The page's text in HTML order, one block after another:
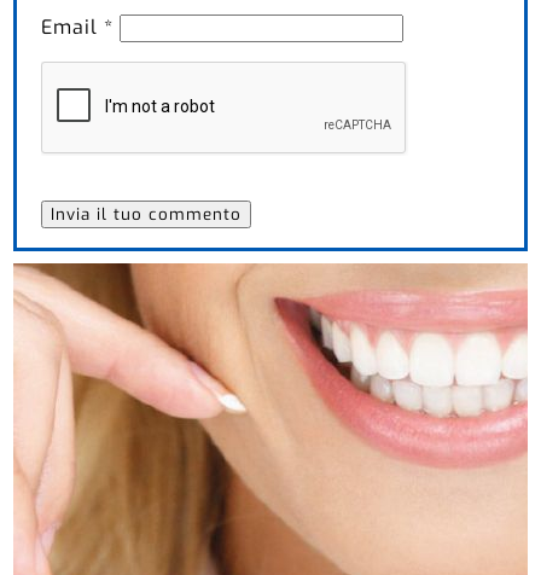
Email *